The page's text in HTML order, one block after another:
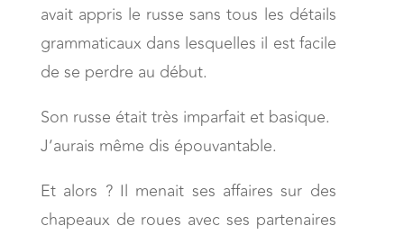
avait appris le russe sans tous les détails
grammaticaux dans lesquelles il est facile
de se perdre au début.
Son russe était très imparfait et basique.
J’aurais même dis épouvantable.
Et alors ? Il menait ses affaires sur des
chapeaux de roues avec ses partenaires